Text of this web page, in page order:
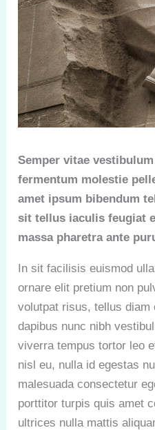
Semper vitae
fermentum molestie
amet ipsum bibendum
sit tellus iaculis feugiat
massa pharetra ante
In sit facilisis euismod
ornare elit pretium non
volutpat risus, tellus diam
dapibus nunc nibh
viverra tempus tortor leo
nisl eu, nulla id egestas
malesuada consectetur
porttitor turpis quis amet
ultrices nulla mattis